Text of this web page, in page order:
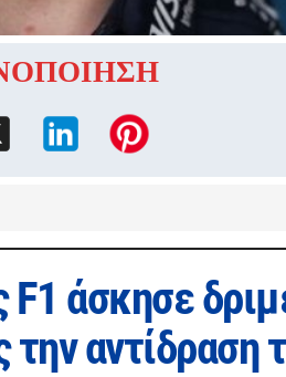
άσκησε
αντίδραση